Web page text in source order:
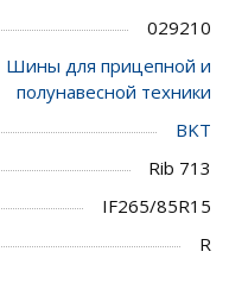
029210
Шины для прицепной и
полунавесной техники
BKT
Rib 713
IF265/85R15
R